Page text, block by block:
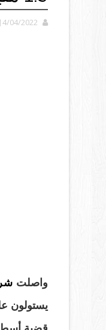
4/04/2022
واصلت